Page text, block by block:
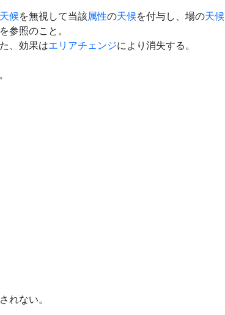
天候を無視して当該属性の天候を付与し、場の天候
参照のこと。
、効果はエリアチェンジにより消失する。
れない。